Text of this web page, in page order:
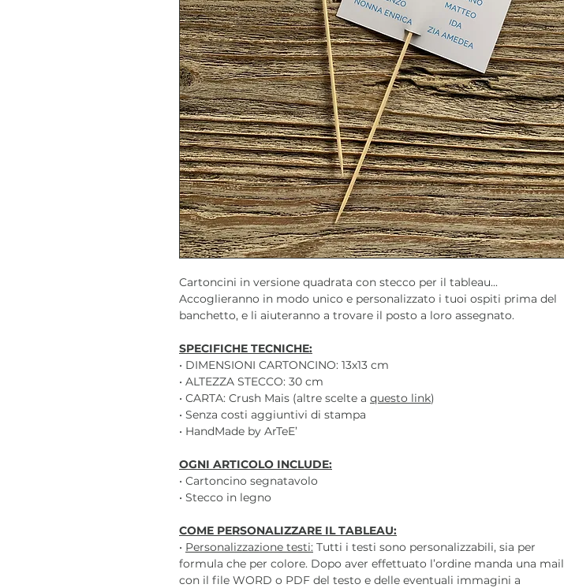
Cartoncini in versione quadrata con stecco per il tableau...
Accoglieranno in modo unico e personalizzato i tuoi ospiti prima del
banchetto, e li aiuteranno a trovare il posto a loro assegnato.
SPECIFICHE TECNICHE:
• DIMENSIONI CARTONCINO: 13x13 cm
• ALTEZZA STECCO: 30 cm
• CARTA: Crush Mais (altre scelte a questo link)
• Senza costi aggiuntivi di stampa
• HandMade by ArTeE’
OGNI ARTICOLO INCLUDE:
• Cartoncino segnatavolo
• Stecco in legno
COME PERSONALIZZARE IL TABLEAU:
• Personalizzazione testi: Tutti i testi sono personalizzabili, sia per
formula che per colore. Dopo aver effettuato l’ordine manda una mail
con il file WORD o PDF del testo e delle eventuali immagini a